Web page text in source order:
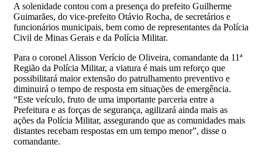
A solenidade contou com a presença do prefeito Guilherme
Guimarães, do vice-prefeito Otávio Rocha, de secretários e
funcionários municipais, bem como de representantes da Polícia
Civil de Minas Gerais e da Polícia Militar.
Para o coronel Alisson Verício de Oliveira, comandante da 11ª
Região da Polícia Militar, a viatura é mais um reforço que
possibilitará maior extensão do patrulhamento preventivo e
diminuirá o tempo de resposta em situações de emergência.
“Este veículo, fruto de uma importante parceria entre a
Prefeitura e as forças de segurança, agilizará ainda mais as
ações da Polícia Militar, assegurando que as comunidades mais
distantes recebam respostas em um tempo menor”, disse o
comandante.